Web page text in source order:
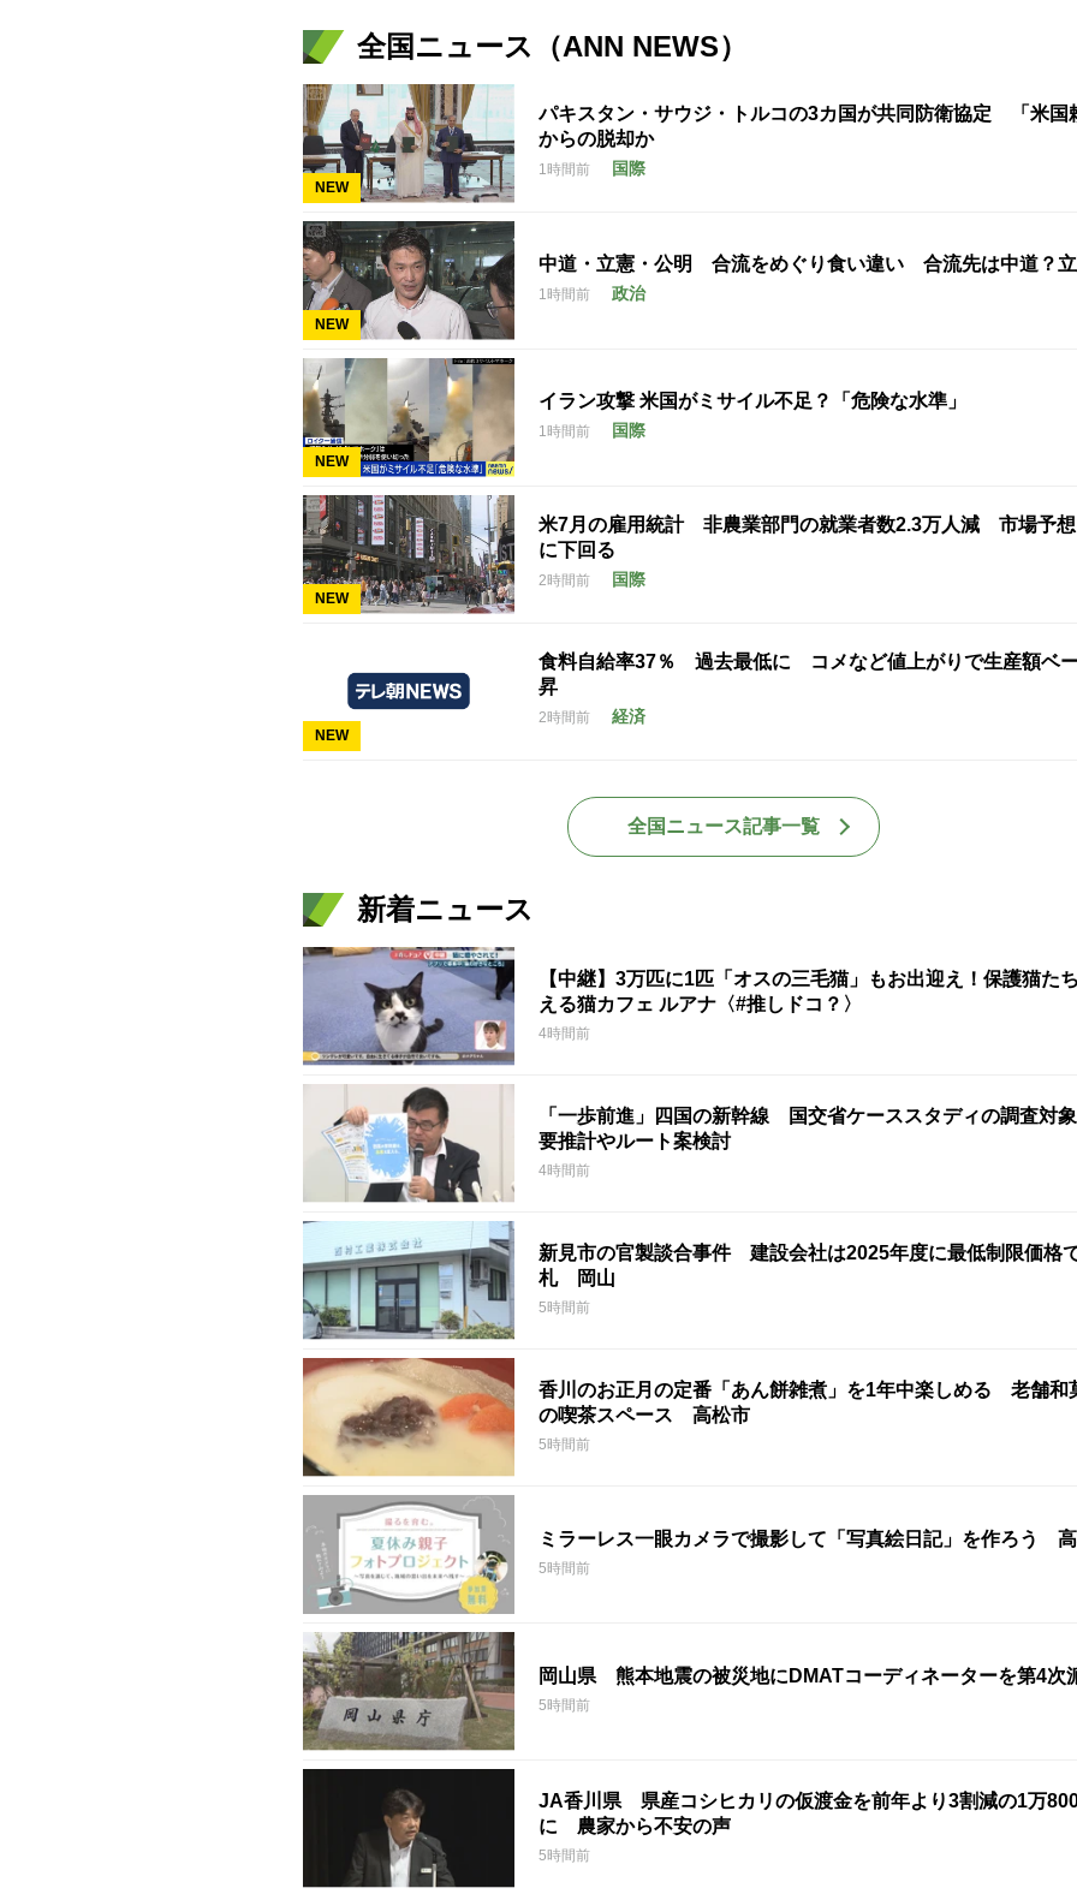
全国ニュース（ANN NEWS）
NEW
パキスタン・サウジ・トルコの3カ国が共同防衛協定 「米国
からの脱却か
1時間前 国際
NEW
中道・立憲・公明 合流をめぐり食い違い 合流先は中道？立
1時間前 政治
NEW
イラン攻撃 米国がミサイル不足？「危険な水準」
1時間前 国際
NEW
米7月の雇用統計 非農業部門の就業者数2.3万人減 市場予
に下回る
2時間前 国際
NEW
食料自給率37％ 過去最低に コメなど値上がりで生産額ベ
昇
2時間前 経済
全国ニュース記事一覧
新着ニュース
【中継】3万匹に1匹「オスの三毛猫」もお出迎え！保護猫た
える猫カフェ ルアナ〈#推しドコ？〉
4時間前
「一歩前進」四国の新幹線 国交省ケーススタディの調査対
要推計やルート案検討
4時間前
新見市の官製談合事件 建設会社は2025年度に最低制限価格
札 岡山
5時間前
香川のお正月の定番「あん餅雑煮」を1年中楽しめる 老舗和
の喫茶スペース 高松市
5時間前
ミラーレス一眼カメラで撮影して「写真絵日記」を作ろう
5時間前
岡山県 熊本地震の被災地にDMATコーディネーターを第4次
5時間前
JA香川県 県産コシヒカリの仮渡金を前年より3割減の1万
に 農家から不安の声
5時間前